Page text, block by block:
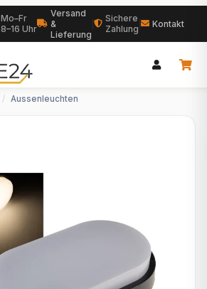
Mo–Fr
8–16 Uhr
Versand
&
Lieferung
Sichere
Zahlung
Kontakt
Aussenleuchten